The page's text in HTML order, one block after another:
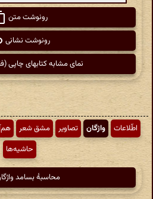
رونوشت متن
رونوشت نشانی
نمای مشابه کتابهای چاپی
اطّلاعات واژگان تصاویر مشق شعر
حاشیه‌ها
محاسبهٔ بسامد